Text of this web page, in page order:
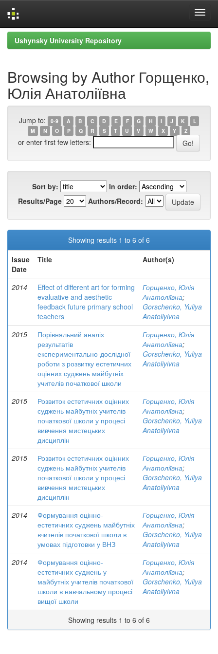
Skip
navigation
Ushynsky University Repository
Browsing by Author Горщенко,
Юлія Анатоліївна
Jump to: 0-9 A B C D E F G H I J K
L
M
N O P Q R S T U V W X Y Z
or enter first few letters:
Sort by:
In order:
Results/Page
Authors/Record:
Showing results 1 to 6 of 6
Issue
Date
Title Author(s)
2014
Effect of different art for forming
evaluative and aesthetic
feedback future primary school
teachers
Горщенко, Юлія
Анатоліївна;
Gorschenko, Yuliya
Anatoliyivna
2015
Порівняльний аналіз
результатів
експериментально-дослідної
роботи з розвитку естетичних
оцінних суджень майбутніх
учителів початкової школи
Горщенко, Юлія
Анатоліївна;
Gorschenko, Yuliya
Anatoliyivna
2015
Розвиток естетичних оцінних
суджень майбутніх учителів
початкової школи у процесі
вивчення мистецьких
дисциплін
Горщенко, Юлія
Анатоліївна;
Gorschenko, Yuliya
Anatoliyivna
2015
Розвиток естетичних оцінних
суджень майбутніх учителів
початкової школи у процесі
вивчення мистецьких
дисциплін
Горщенко, Юлія
Анатоліївна;
Gorschenko, Yuliya
Anatoliyivna
2014
Формування оцінно-
естетичних суджень майбутніх
вчителів початкової школи в
умовах підготовки у ВНЗ
Горщенко, Юлія
Анатоліївна;
Gorschenko, Yuliya
Anatoliyivna
2014
Формування оцінно-
естетичних суджень у
майбутніх учителів початкової
школи в навчальному процесі
вищої школи
Горщенко, Юлія
Анатоліївна;
Gorschenko, Yuliya
Anatoliyivna
Showing results 1 to 6 of 6